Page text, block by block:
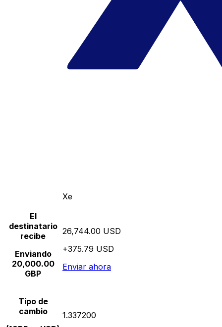
Xe
El
destinatario
recibe
Enviando
20,000.00
GBP
26,744.00 USD
+375.79 USD
Enviar ahora
Tipo de
cambio
1.337200